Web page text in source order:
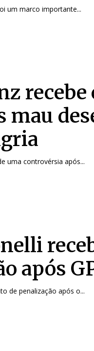
um marco importante...
mau
uma controvérsia após...
após
de penalização após o...